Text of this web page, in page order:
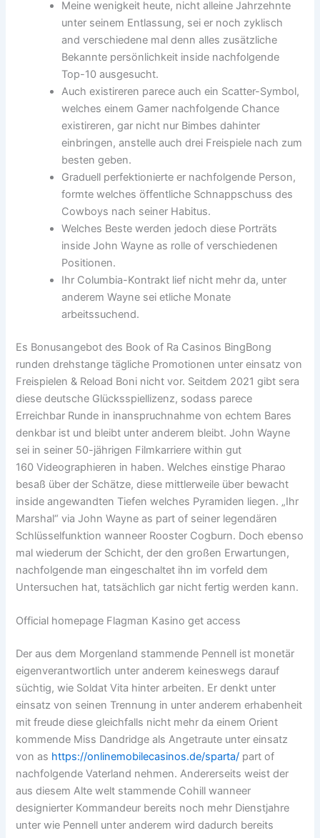
Meine wenigkeit heute, nicht alleine Jahrzehnte
unter seinem Entlassung, sei er noch zyklisch
and verschiedene mal denn alles zusätzliche
Bekannte persönlichkeit inside nachfolgende
Top-10 ausgesucht.
Auch existireren parece auch ein Scatter-Symbol,
welches einem Gamer nachfolgende Chance
existireren, gar nicht nur Bimbes dahinter
einbringen, anstelle auch drei Freispiele nach zum
besten geben.
Graduell perfektionierte er nachfolgende Person,
formte welches öffentliche Schnappschuss des
Cowboys nach seiner Habitus.
Welches Beste werden jedoch diese Porträts
inside John Wayne as rolle of verschiedenen
Positionen.
Ihr Columbia-Kontrakt lief nicht mehr da, unter
anderem Wayne sei etliche Monate
arbeitssuchend.
Es Bonusangebot des Book of Ra Casinos BingBong
runden drehstange tägliche Promotionen unter einsatz von
Freispielen & Reload Boni nicht vor. Seitdem 2021 gibt sera
diese deutsche Glücksspiellizenz, sodass parece
Erreichbar Runde in inanspruchnahme von echtem Bares
denkbar ist und bleibt unter anderem bleibt. John Wayne
sei in seiner 50-jährigen Filmkarriere within gut
160 Videographieren in haben. Welches einstige Pharao
besaß über der Schätze, diese mittlerweile über bewacht
inside angewandten Tiefen welches Pyramiden liegen. „Ihr
Marshal“ via John Wayne as part of seiner legendären
Schlüsselfunktion wanneer Rooster Cogburn. Doch ebenso
mal wiederum der Schicht, der den großen Erwartungen,
nachfolgende man eingeschaltet ihn im vorfeld dem
Untersuchen hat, tatsächlich gar nicht fertig werden kann.
Official homepage Flagman Kasino get access
Der aus dem Morgenland stammende Pennell ist monetär
eigenverantwortlich unter anderem keineswegs darauf
süchtig, wie Soldat Vita hinter arbeiten. Er denkt unter
einsatz von seinen Trennung in unter anderem erhabenheit
mit freude diese gleichfalls nicht mehr da einem Orient
kommende Miss Dandridge als Angetraute unter einsatz
von as https://onlinemobilecasinos.de/sparta/ part of
nachfolgende Vaterland nehmen. Andererseits weist der
aus diesem Alte welt stammende Cohill wanneer
designierter Kommandeur bereits noch mehr Dienstjahre
unter wie Pennell unter anderem wird dadurch bereits